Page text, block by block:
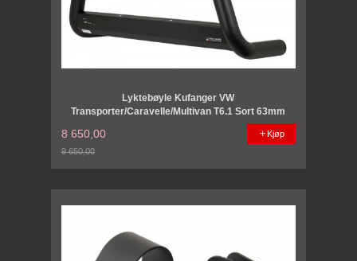
Lyktebøyle Kufanger VW
Transporter/Caravelle/Multivan T6.1 Sort 63mm
8 650,00
9 650,00
Kjøp